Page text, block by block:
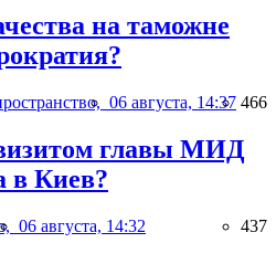
на таможне
06 августа, 14:37 466
главы МИД
в Киев?
06 августа, 14:32 437